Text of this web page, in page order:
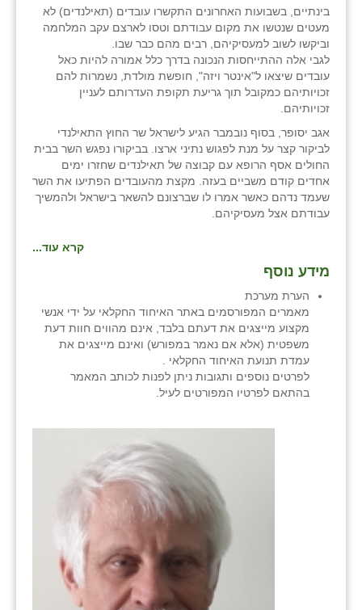
בינתיים, בשבועות האחרונים התקשרו עובדים (תאילנדים) לא
מעטים שנטשו את מקום עבודתם וטסו לארצם עקב המלחמה
וביקשו לשוב למעסיקיהם, רבים מהם כבר שבו.
לגבי אלה ההתייחסות הנכונה בדרך כלל אמורה להיות כאל
עובדים שיצאו ל"אינטר ויזה", חופשת מולדת, נשמרות להם
זכויותיהם כמקובל תוך גריעת תקופת העדרותם לעניין
זכויותיהם.
אגב יסופר, בסוף נובמבר הגיע לישראל שר החוץ התאילנדי
לביקור קצר על מנת לפגוש נתיני ארצו. בביקורו נפגש השר בבית
החולים אסף הרופא עם קבוצה של תאילנדים שחזרו ימים
אחדים קודם משביים בעזה. מקצת מהעובדים הפתיעו את השר
שעמד נדהם כאשר אמרו לו שברצונם להשאר בישראל ולהמשיך
עבודתם אצל מעסיקיהם.
קרא עוד...
מידע נוסף
הערת מערכת
מאמרים המפורסמים באתר האיחוד החקלאי על ידי אנשי
מקצוע מייצגים את דעתם בלבד, אינם מהווים חוות דעת
משפטית (אלא אם נאמר במפורש) ואינם מייצגים את
עמדת תנועת האיחוד החקלאי .
לפרטים נוספים ותגובות ניתן לפנות לכותב המאמר
בהתאם לפרטיו המפורטים לעיל.